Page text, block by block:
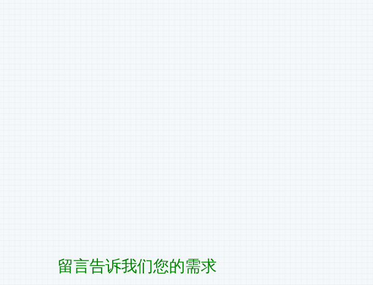
留言告诉我们您的需求